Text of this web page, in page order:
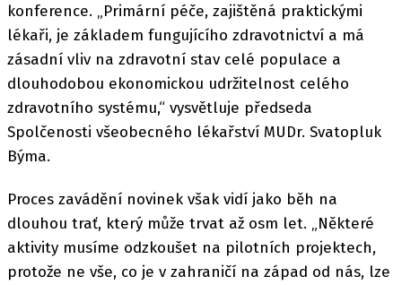
konference. „Primární péče, zajištěná praktickými
lékaři, je základem fungujícího zdravotnictví a má
zásadní vliv na zdravotní stav celé populace a
dlouhodobou ekonomickou udržitelnost celého
zdravotního systému,“ vysvětluje předseda
Spolčenosti všeobecného lékařství MUDr. Svatopluk
Býma.
Proces zavádění novinek však vidí jako běh na
dlouhou trať, který může trvat až osm let. „Některé
aktivity musíme odzkoušet na pilotních projektech,
protože ne vše, co je v zahraničí na západ od nás, lze